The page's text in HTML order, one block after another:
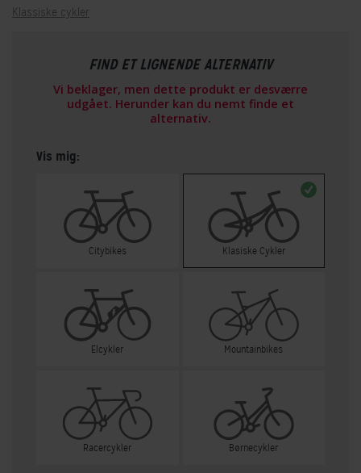
Klassiske cykler
FIND ET LIGNENDE ALTERNATIV
Vi beklager, men dette produkt er desværre
udgået. Herunder kan du nemt finde et
alternativ.
Vis mig:
Citybikes Klasiske Cykler
Elcykler Mountainbikes
Racercykler Børnecykler